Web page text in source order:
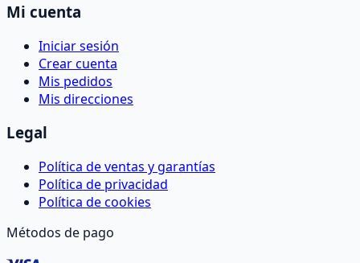
Mi cuenta
Iniciar sesión
Crear cuenta
Mis pedidos
Mis direcciones
Legal
Política de ventas y garantías
Política de privacidad
Política de cookies
Métodos de pago